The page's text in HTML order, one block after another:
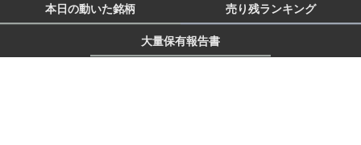
本日の動いた銘柄 売り残ランキング
大量保有報告書